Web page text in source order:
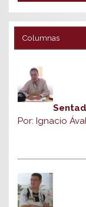
Columnas
Por: Ignacio